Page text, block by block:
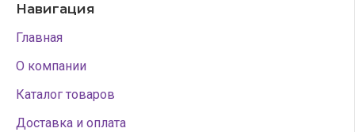
Навигация
Главная
О компании
Каталог товаров
Доставка и оплата